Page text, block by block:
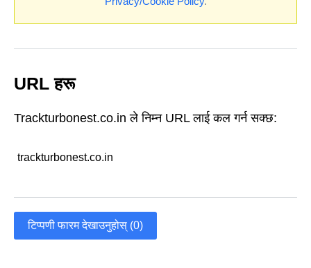
URL हरू
Trackturbonest.co.in ले निम्न URL लाई कल गर्न सक्छ:
trackturbonest.co.in
टिप्पणी फारम देखाउनुहोस् (0)